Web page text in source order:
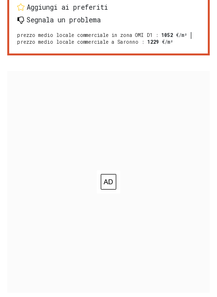
Aggiungi ai preferiti
Segnala un problema
prezzo medio locale commerciale in zona OMI D1 : 1052 €/m²
prezzo medio locale commerciale a Saronno : 1229 €/m²